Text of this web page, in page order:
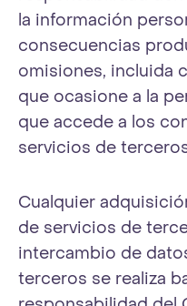
la información
consecuencias
omisiones, incluida
que ocasione a la
que accede a los
servicios de
Cualquier
de servicios de
intercambio de
terceros se realiza